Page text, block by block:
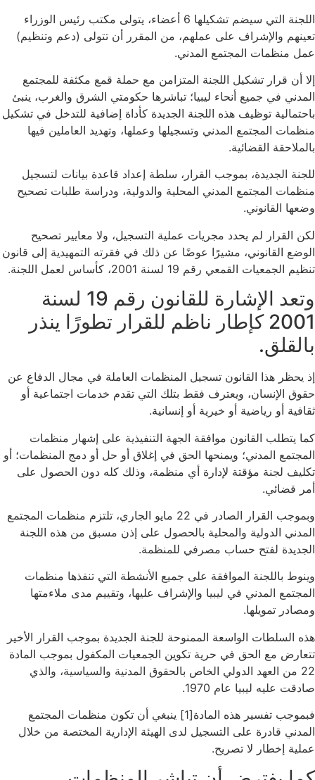
اللجنة التي سيضم تشكيلها 6 أعضاء، يتولى مكتب رئيس الوزراء
تعينهم والإشراف على عملهم، من المقرر أن تتولى (دعم وتنظيم)
عمل منظمات المجتمع المدني.
إلا أن قرار تشكيل اللجنة المتزامن مع حملة قمع مكثفة للمجتمع
المدني في جميع أنحاء ليبيا؛ تباشرها حكومتي الشرق والغرب، ينبئ
باحتمالية توظيف هذه اللجنة الجديدة كأداة إضافية للتدخل في تشكيل
منظمات المجتمع المدني وتسجيلها وعملها، وتهديد العاملين فيها
بالملاحقة القضائية.
للجنة الجديدة، بموجب القرار، سلطة إعداد قاعدة بيانات لتسجيل
منظمات المجتمع المدني المحلية والدولية، ودراسة طلبات تصحيح
وضعها القانوني.
لكن القرار لم يحدد مجريات عملية التسجيل، ولا معايير تصحيح
الوضع القانوني، مشيرًا عوضًا عن ذلك في فقرته التمهيدية إلى قانون
تنظيم الجمعيات القمعي رقم 19 لسنة 2001، كأساس لعمل اللجنة.
وتعد الإشارة للقانون رقم 19 لسنة
2001 كإطار ناظم للقرار تطورًا ينذر
بالقلق.
إذ يحظر هذا القانون تسجيل المنظمات العاملة في مجال الدفاع عن
حقوق الإنسان، ويعترف فقط بتلك التي تقدم خدمات اجتماعية أو
ثقافية أو رياضية أو خيرية أو إنسانية.
كما يتطلب القانون موافقة الجهة التنفيذية على إشهار منظمات
المجتمع المدني؛ ويمنحها الحق في إغلاق أو حل أو دمج المنظمات؛ أو
تكليف لجنة مؤقتة لإدارة أي منظمة، وذلك كله دون الحصول على
أمر قضائي.
وبموجب القرار الصادر في 22 مايو الجاري، تلتزم منظمات المجتمع
المدني الدولية والمحلية بالحصول على إذن مسبق من هذه اللجنة
الجديدة لفتح حساب مصرفي للمنظمة.
وينوط باللجنة الموافقة على جميع الأنشطة التي تنفذها منظمات
المجتمع المدني في ليبيا والإشراف عليها، وتقييم مدى ملاءمتها
ومصادر تمويلها.
هذه السلطات الواسعة الممنوحة للجنة الجديدة بموجب القرار الأخير
تتعارض مع الحق في حرية تكوين الجمعيات المكفول بموجب المادة
22 من العهد الدولي الخاص بالحقوق المدنية والسياسية، والذي
صادقت عليه ليبيا عام 1970.
فبموجب تفسير هذه المادة[1] ينبغي أن تكون منظمات المجتمع
المدني قادرة على التسجيل لدى الهيئة الإدارية المختصة من خلال
عملية إخطار لا تصريح.